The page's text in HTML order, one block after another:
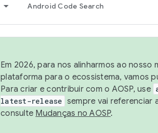
Android Code Search
Em 2026, para nos alinharmos ao
plataforma para o ecossistema, vamos
Para criar e contribuir com o AOSP, use
latest-release sempre vai referenciar
consulte Mudanças no AOSP.